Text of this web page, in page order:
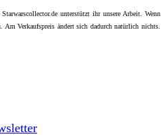
unterstützt ihr unsere Arbeit. Wenn
Verkaufspreis ändert sich dadurch natürlich nichts.